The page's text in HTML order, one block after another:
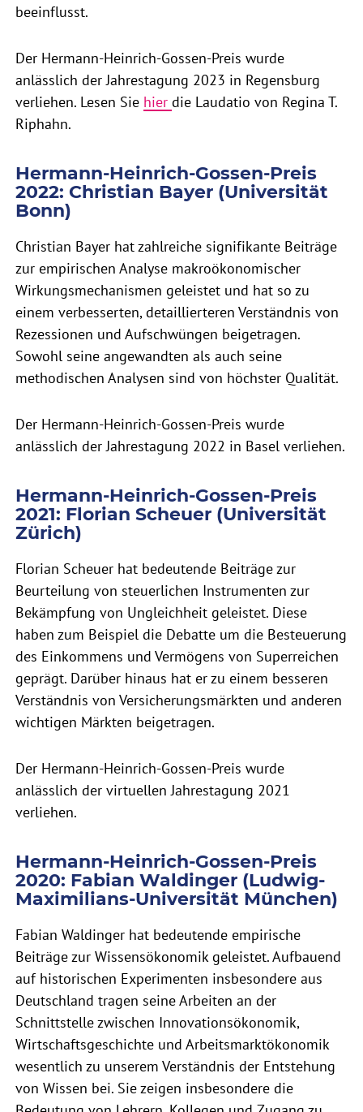
beeinflusst.
Der Hermann-Heinrich-Gossen-Preis wurde
anlässlich der Jahrestagung 2023 in Regensburg
verliehen. Lesen Sie hier die Laudatio von Regina T.
Riphahn.
Hermann-Heinrich-Gossen-Preis
2022: Christian Bayer (Universität
Bonn)
Christian Bayer hat zahlreiche signifikante Beiträge
zur empirischen Analyse makroökonomischer
Wirkungsmechanismen geleistet und hat so zu
einem verbesserten, detaillierteren Verständnis von
Rezessionen und Aufschwüngen beigetragen.
Sowohl seine angewandten als auch seine
methodischen Analysen sind von höchster Qualität.
Der Hermann-Heinrich-Gossen-Preis wurde
anlässlich der Jahrestagung 2022 in Basel verliehen.
Hermann-Heinrich-Gossen-Preis
2021: Florian Scheuer (Universität
Zürich)
Florian Scheuer hat bedeutende Beiträge zur
Beurteilung von steuerlichen Instrumenten zur
Bekämpfung von Ungleichheit geleistet. Diese
haben zum Beispiel die Debatte um die Besteuerung
des Einkommens und Vermögens von Superreichen
geprägt. Darüber hinaus hat er zu einem besseren
Verständnis von Versicherungsmärkten und anderen
wichtigen Märkten beigetragen.
Der Hermann-Heinrich-Gossen-Preis wurde
anlässlich der virtuellen Jahrestagung 2021
verliehen.
Hermann-Heinrich-Gossen-Preis
2020: Fabian Waldinger (Ludwig-
Maximilians-Universität München)
Fabian Waldinger hat bedeutende empirische
Beiträge zur Wissensökonomik geleistet. Aufbauend
auf historischen Experimenten insbesondere aus
Deutschland tragen seine Arbeiten an der
Schnittstelle zwischen Innovationsökonomik,
Wirtschaftsgeschichte und Arbeitsmarktökonomik
wesentlich zu unserem Verständnis der Entstehung
von Wissen bei. Sie zeigen insbesondere die